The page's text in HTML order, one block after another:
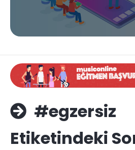
#egzersiz
Etiketindeki